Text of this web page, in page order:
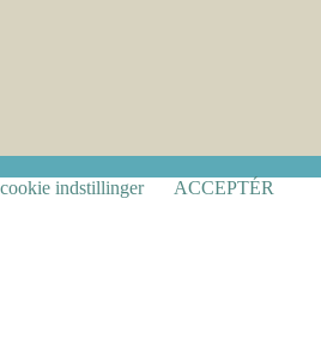
indstillinger
ACCEPTÉR